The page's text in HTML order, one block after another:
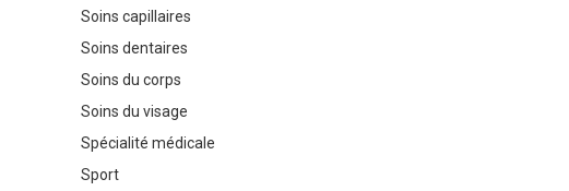
Soins capillaires
Soins dentaires
Soins du corps
Soins du visage
Spécialité médicale
Sport